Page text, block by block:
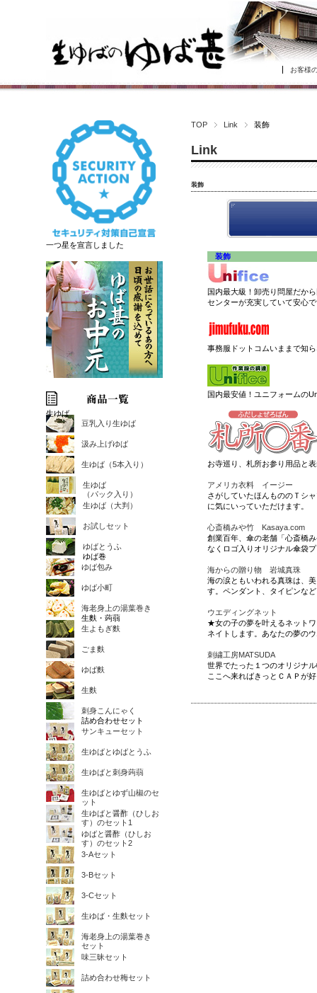
お客様
TOP Link 装飾
Link
装飾
装飾
国内最大級！卸売り問屋だか
センターが充実していて安心
事務服ドットコムいままで知
国内最安値！ユニフォームの
お寺巡り、札所お参り用品と
アメリカ衣料 イージー
さがしていたほんもののＴシ
に気にいっていただけます。
心斎橋みや竹 Kasaya.com
創業百年、傘の老舗「心斎橋
なくロゴ入りオリジナル傘袋
海からの贈り物 岩城真珠
海の涙ともいわれる真珠は、
す。ペンダント、タイピンな
ウエディングネット
★女の子の夢を叶えるネット
ネイトします。あなたの夢の
刺繍工房MATSUDA
世界でたった１つのオリジナ
ここへ来ればきっとＣＡＰが
一つ星を宣言しました
生ゆば
豆乳入り生ゆば
汲み上げゆば
生ゆば（5本入り）
生ゆば
（パック入り）
生ゆば（大判）
お試しセット
ゆばとうふ
ゆば巻
ゆば包み
ゆば小町
海老身上の湯葉巻き
生麩・蒟蒻
生よもぎ麩
ごま麩
ゆば麩
生麩
刺身こんにゃく
詰め合わせセット
サンキューセット
生ゆばとゆばとうふ
生ゆばと刺身蒟蒻
生ゆばとゆず山椒のセ
ット
生ゆばと醤酢（ひしお
す）のセット1
ゆばと醤酢（ひしお
す）のセット2
3-Aセット
3-Bセット
3-Cセット
生ゆば・生麩セット
海老身上の湯葉巻き
セット
味三昧セット
詰め合わせ梅セット